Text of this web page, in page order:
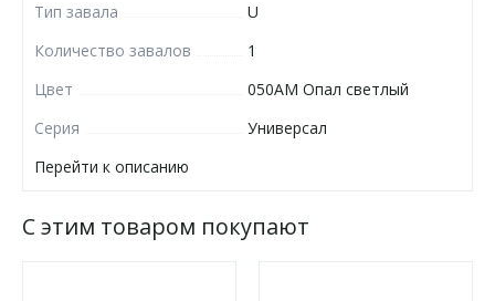
Тип завала
U
Количество завалов
1
Цвет
050АМ Опал светлый
Серия
Универсал
Перейти к описанию
С этим товаром покупают